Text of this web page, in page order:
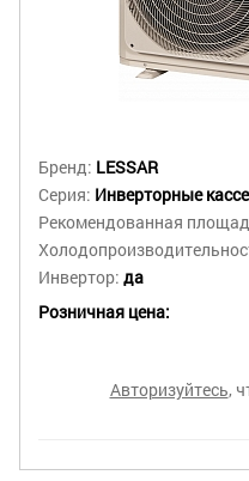
Бренд: LESSAR
Серия: Инверторные
Рекомендованная
Инвертор: да
Розничная цена:
Авторизуйтесь,